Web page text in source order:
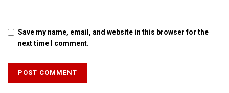
सात जिला मे बनत बहुउद्देशीय इंडोर स्‍टेडि‍यम, सिंथेटिक
एथलेटिक ट्रेक आ स्विमिंग पुल, केंद्र देलक 50 करोड़
एम्स मे शिफ्ट होयत डीएमसीएच क सामान, मार्च मे होएत
उद्घाटन, नव सत्र स पढाई
DECEMBER 26, 2020
Save my name, email, and website in this browser for the
next time I comment.